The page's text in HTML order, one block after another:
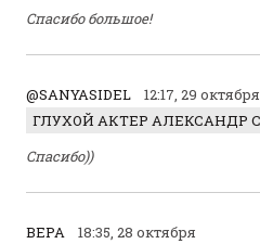
Спасибо большое!
@SANYASIDEL
12:17, 29 октября
Спасибо))
ВЕРА
18:35, 28 октября